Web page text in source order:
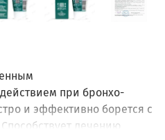
при бронхо-
и эффективно борется с
лечению